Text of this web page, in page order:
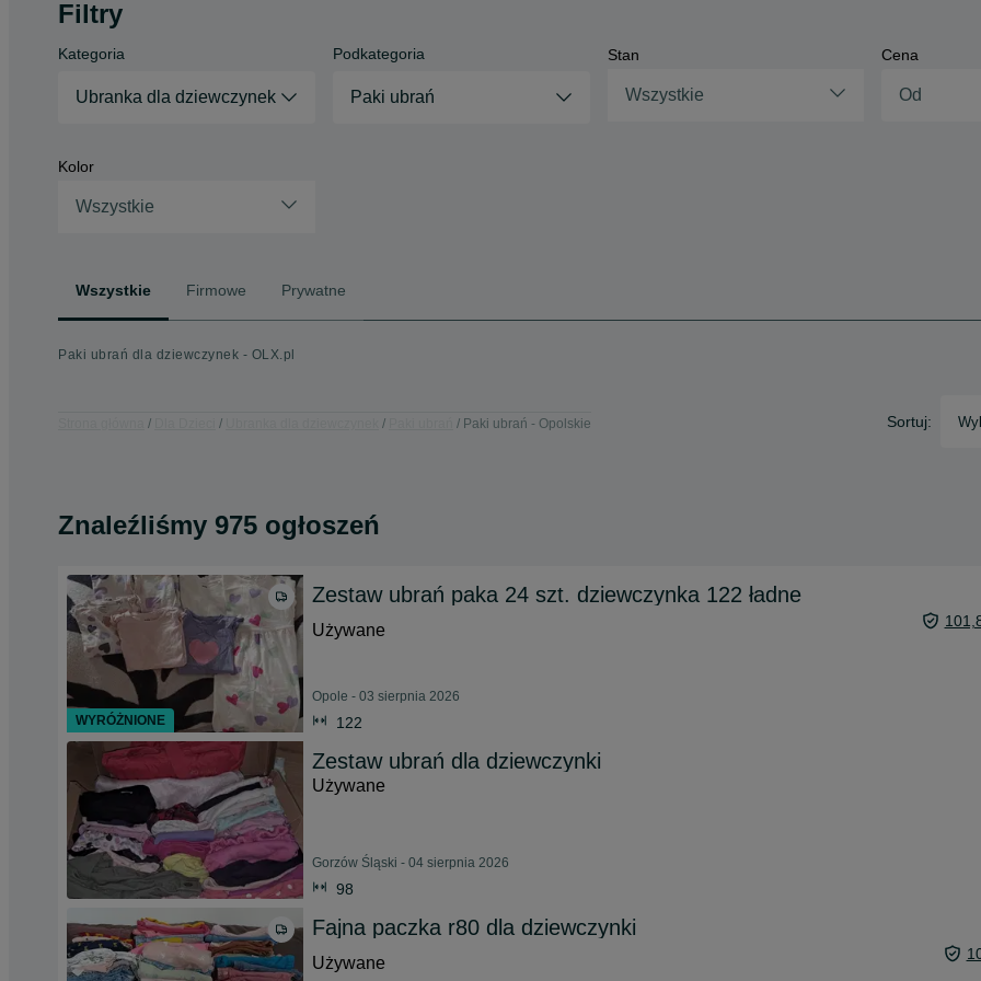
Filtry
Kategoria
Ubranka dla dziewczynek
Podkategoria
Paki ubrań
Stan
Wszystkie
Cena
Kolor
Wszystkie
Wszystkie Firmowe Prywatne
Paki ubrań dla dziewczynek - OLX.pl
Paki ubrań - Opolskie Sortuj:
Znaleźliśmy 975 ogłoszeń
Zestaw ubrań paka 24 szt. dziewczynka 122 ładne
Używane
Opole - 03 sierpnia 2026
122
Zestaw ubrań dla dziewczynki
Używane
Gorzów Śląski - 04 sierpnia 2026
98
Fajna paczka r80 dla dziewczynki
Używane
WYRÓŻNIONE